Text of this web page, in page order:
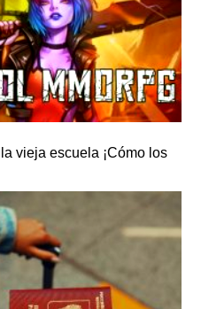
vieja escuela ¡Cómo los